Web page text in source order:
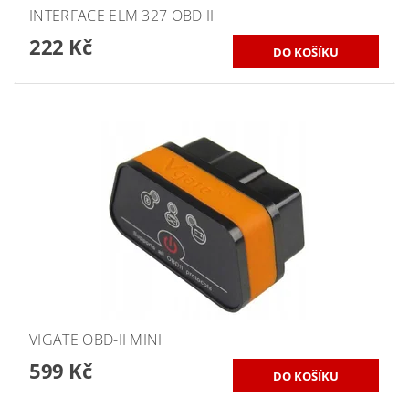
INTERFACE ELM 327 OBD II
222 Kč
VIGATE OBD-II MINI
599 Kč